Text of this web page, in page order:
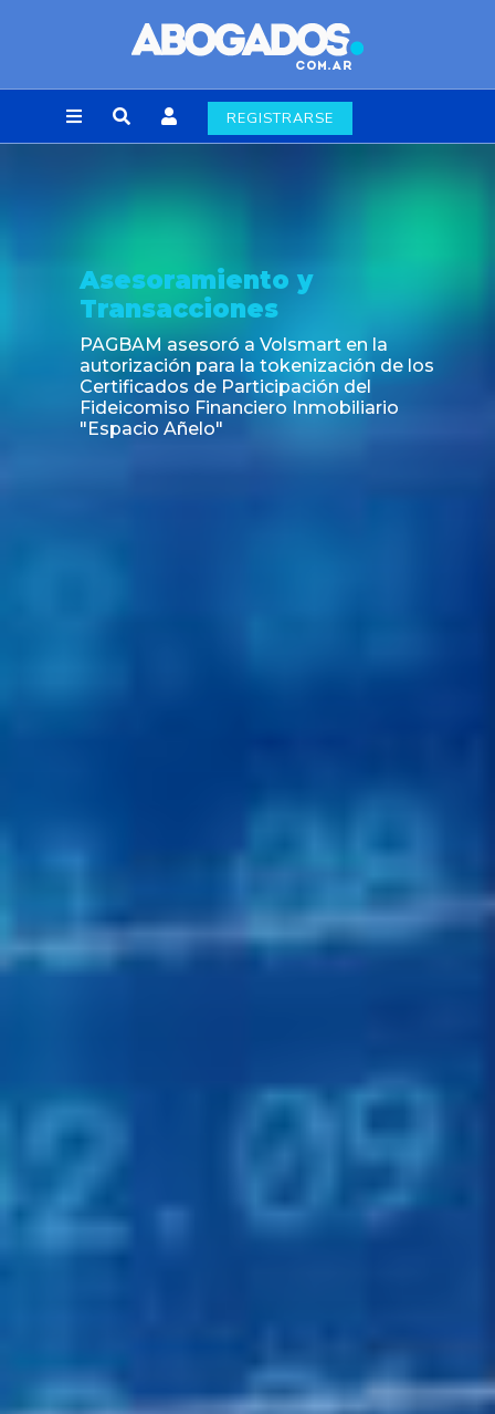
REGISTRARSE
Asesoramiento y
Transacciones
PAGBAM asesoró a Volsmart en la
autorización para la tokenización de los
Certificados de Participación del
Fideicomiso Financiero Inmobiliario
"Espacio Añelo"